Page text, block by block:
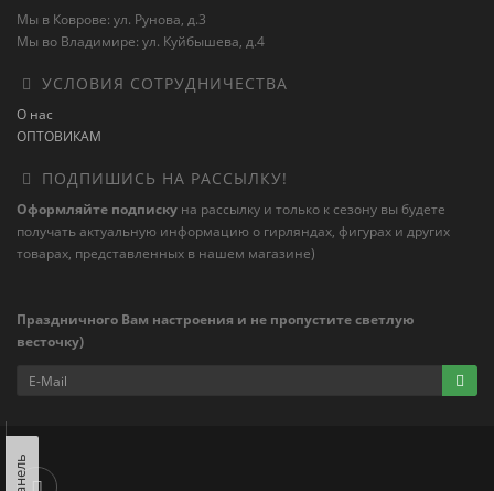
Мы в Коврове: ул. Рунова, д.3
Мы во Владимире: ул. Куйбышева, д.4
УСЛОВИЯ СОТРУДНИЧЕСТВА
О нас
ОПТОВИКАМ
ПОДПИШИСЬ НА РАССЫЛКУ!
Оформляйте подписку на рассылку и только к сезону вы будете
получать актуальную информацию о гирляндах, фигурах и других
товарах, представленных в нашем магазине)
Праздничного Вам настроения и не пропустите светлую
весточку)